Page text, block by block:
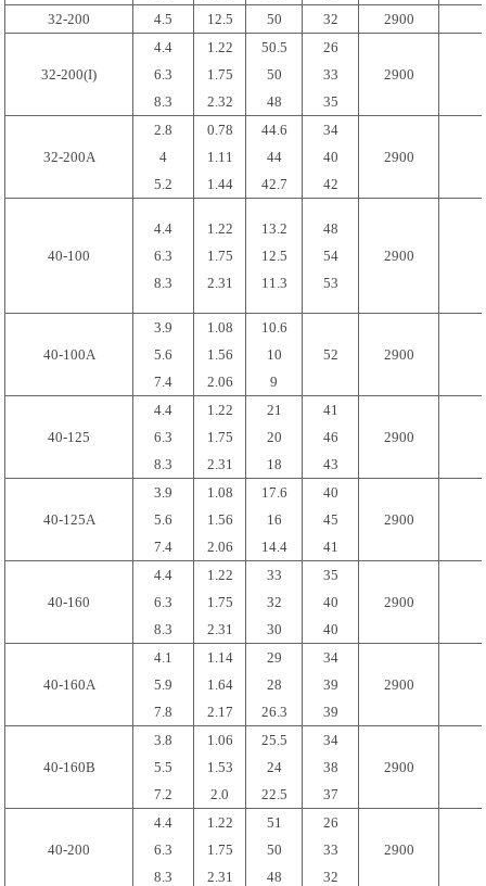
32-200 4.5 12.5 50 32 2900
32-200(I)
4.4
6.3
8.3
1.22
1.75
2.32
50.5
50
48
26
33
35
2900
32-200A
2.8
4
5.2
0.78
1.11
1.44
44.6
44
42.7
34
40
42
2900
40-100
4.4
6.3
8.3
1.22
1.75
2.31
13.2
12.5
11.3
48
54
53
2900
40-100A
3.9
5.6
7.4
1.08
1.56
2.06
10.6
10
9
52 2900
40-125
4.4
6.3
8.3
1.22
1.75
2.31
21
20
18
41
46
43
2900
40-125A
3.9
5.6
7.4
1.08
1.56
2.06
17.6
16
14.4
40
45
41
2900
40-160
4.4
6.3
8.3
1.22
1.75
2.31
33
32
30
35
40
40
2900
40-160A
4.1
5.9
7.8
1.14
1.64
2.17
29
28
26.3
34
39
39
2900
40-160B
3.8
5.5
7.2
1.06
1.53
2.0
25.5
24
22.5
34
38
37
2900
40-200
4.4
6.3
8.3
1.22
1.75
2.31
51
50
48
26
33
32
2900